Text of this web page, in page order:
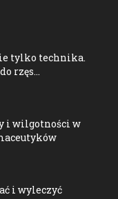
tylko technika.
rzęs...
i wilgotności w
i wyleczyć